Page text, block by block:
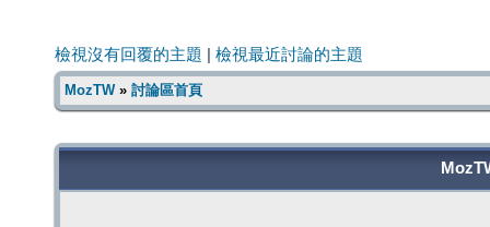
檢視沒有回覆的主題 檢視最近討論的主題
MozTW» 討論區首頁